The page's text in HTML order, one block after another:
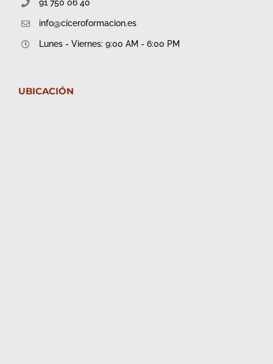
91 750 06 40
info@ciceroformacion.es
Lunes - Viernes: 9:00 AM - 6:00 PM
UBICACIÓN